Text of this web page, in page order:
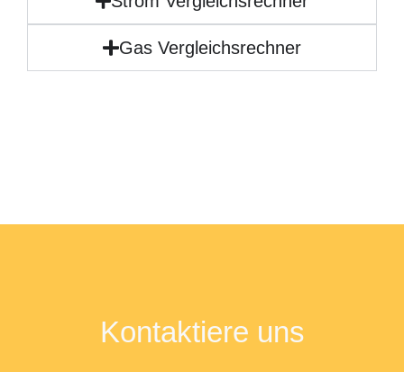
Gas Vergleichsrechner
Kontaktiere uns